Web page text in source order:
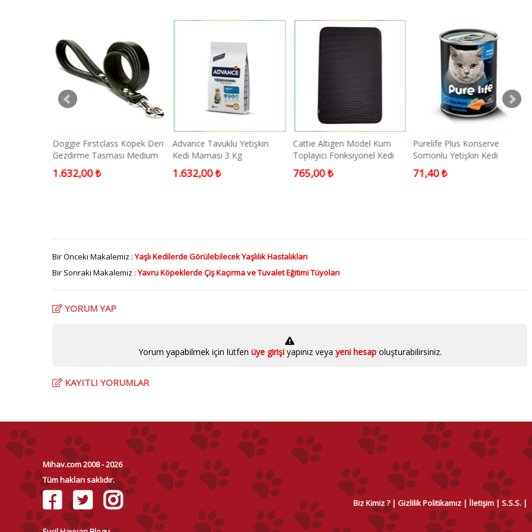
Doggie Fırstclass Köpek Deri
Gezdirme Tasması Medium
Siyah
1.632,00 ₺
Advance Tavuklu Yetişkin
Kedi Maması 3 Kg
1.632,00 ₺
Cattie Altıgen Model Kum
Toplayıcı Fonksiyonel Kedi
Paspası Siyah 50x75cm
765,00 ₺
Purelife Plus Konserve
Somonlu Yetişkin Kedi
Maması
71,40 ₺
Bir Önceki Makalemiz :Yaşlı Kedilerde Görülebilecek Yaşlılık Hastalıkları
Bir Sonraki Makalemiz :Yavru Köpeklerde Çiş Kaçırma ve Tuvalet Eğitimi Tüyoları
YORUM YAP
Yorum yapabilmek için lütfen üye girişi yapınız veya yeni hesapoluşturabilirsiniz.
KAYITLI YORUMLAR
Mihav.com 2008 - 2026
Tüm hakları saklıdır.
Biz Kimiz ? Gizlilik Politikamız İletişim S.S.S.